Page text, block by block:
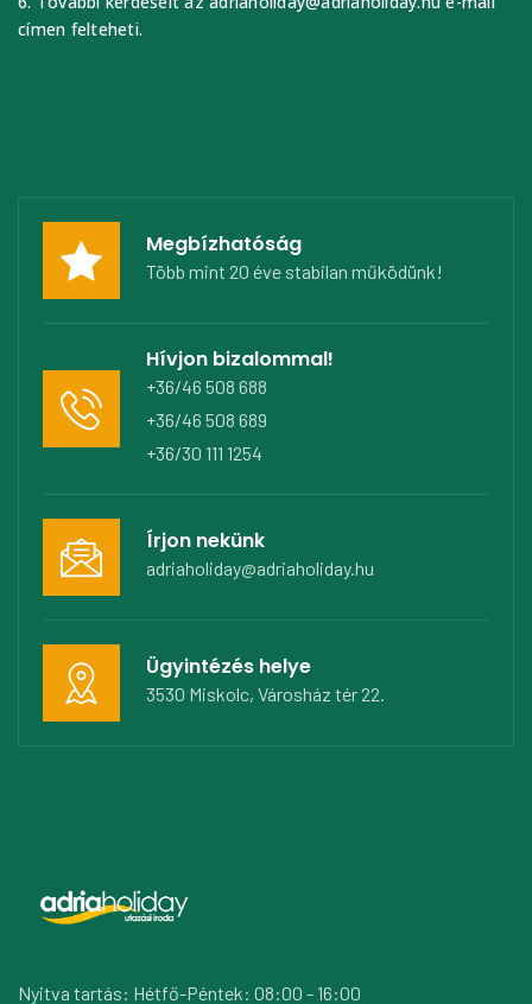
címen felteheti.
Megbízhatóság
Több mint 20 éve stabilan működünk!
Hívjon bizalommal!
+36/46 508 688
+36/46 508 689
+36/30 111 1254
Írjon nekünk
adriaholiday@adriaholiday.hu
Ügyintézés helye
3530 Miskolc, Városház tér 22.
Nyitva tartás: Hétfő-Péntek: 08:00 - 16:00